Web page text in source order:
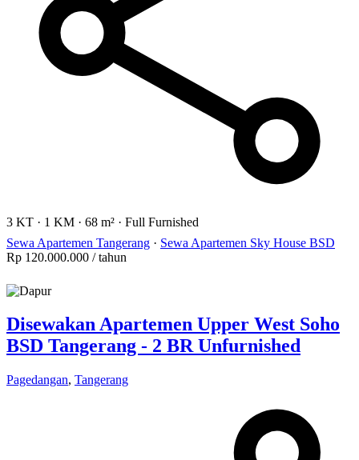
3 KT · 1 KM · 68 m² · Full Furnished
Sewa Apartemen Tangerang · Sewa Apartemen Sky House BSD
Rp 120.000.000 / tahun
Disewakan Apartemen Upper West Soho
BSD Tangerang - 2 BR Unfurnished
Pagedangan, Tangerang